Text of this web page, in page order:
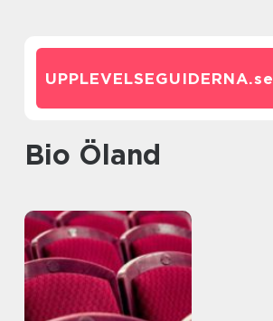
UPPLEVELSEGUIDERNA.se
Bio Öland